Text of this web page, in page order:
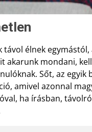
távol élnek
akarunk mondani,
Sőt, az
amivel azonnal
ha írásban,